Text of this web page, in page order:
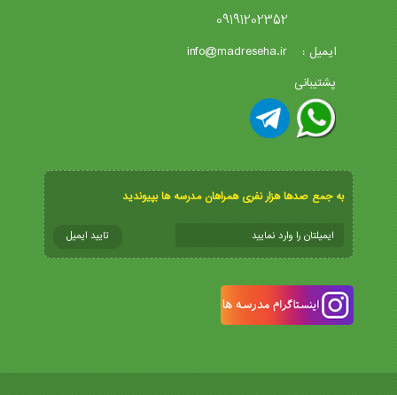
09191202352
ایمیل : info@madreseha.ir
پشتیبانی
به جمع صدها هزار نفری همراهان مدرسه ها بپیوندید